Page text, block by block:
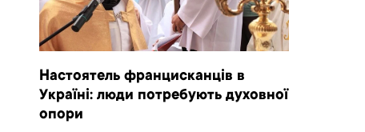
Настоятель францисканців в
Україні: люди потребують духовної
опори